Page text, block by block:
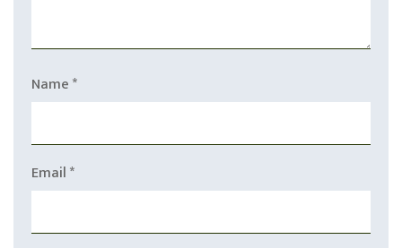
Name*
Email*